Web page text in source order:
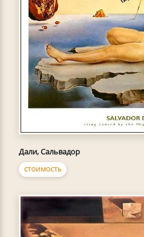
Дали, Сальвадор
СТОИМОСТЬ